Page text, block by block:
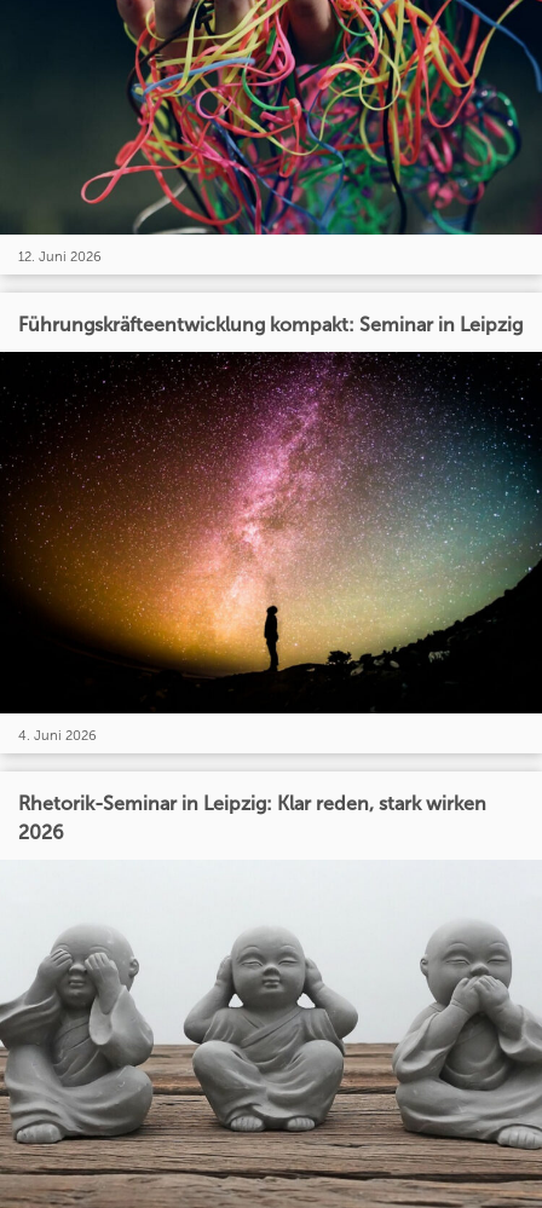
12. Juni 2026
Führungskräfteentwicklung kompakt: Seminar in Leipzig
4. Juni 2026
Rhetorik-Seminar in Leipzig: Klar reden, stark wirken
2026